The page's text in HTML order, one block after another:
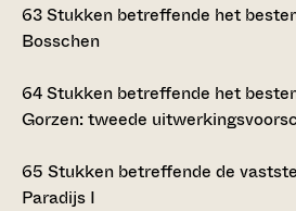
63Stukken betreffende het
Bosschen
64Stukken betreffende het
Gorzen: tweede
65 Stukken betreffende de
Paradijs I